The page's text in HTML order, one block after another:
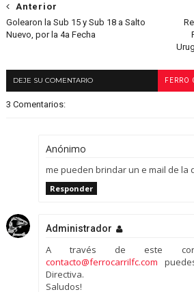
Anterior
Golearon la Sub 15 y Sub 18 a Salto
Nuevo, por la 4a Fecha
DEJE SU COMENTARIO FERRO
3 Comentarios:
Anónimo
me pueden brindar un e mail de la
Responder
Administrador
A través de este
contacto@ferrocarrilfc.com
Directiva.
Saludos!